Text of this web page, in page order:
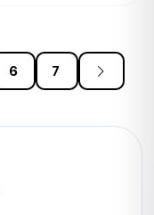
6 7